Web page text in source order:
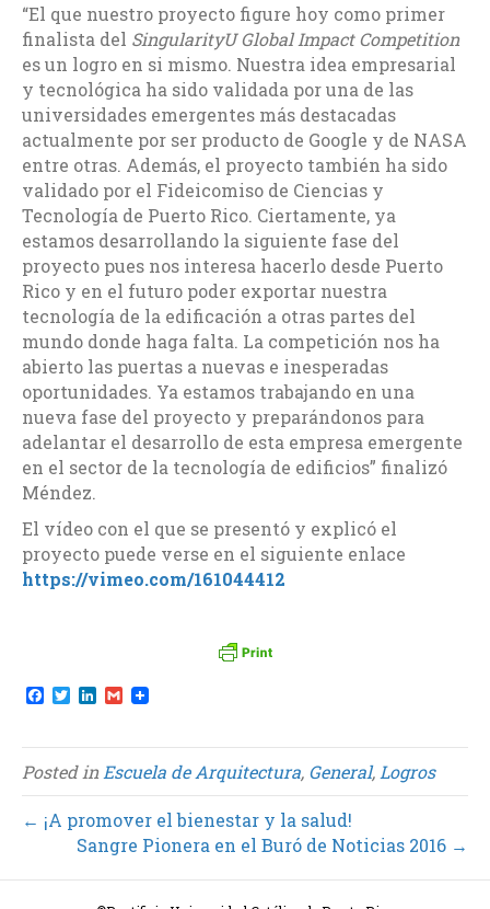
“El que nuestro proyecto figure hoy como primer
finalista del SingularityU Global Impact Competition
es un logro en si mismo. Nuestra idea empresarial
y tecnológica ha sido validada por una de las
universidades emergentes más destacadas
actualmente por ser producto de Google y de NASA
entre otras. Además, el proyecto también ha sido
validado por el Fideicomiso de Ciencias y
Tecnología de Puerto Rico. Ciertamente, ya
estamos desarrollando la siguiente fase del
proyecto pues nos interesa hacerlo desde Puerto
Rico y en el futuro poder exportar nuestra
tecnología de la edificación a otras partes del
mundo donde haga falta. La competición nos ha
abierto las puertas a nuevas e inesperadas
oportunidades. Ya estamos trabajando en una
nueva fase del proyecto y preparándonos para
adelantar el desarrollo de esta empresa emergente
en el sector de la tecnología de edificios” finalizó
Méndez.
El vídeo con el que se presentó y explicó el
proyecto puede verse en el siguiente enlace
https://vimeo.com/161044412
F
e
b
o
o
k
T
t
t
e
r
L
k
e
d
I
n
G
i
l
Posted in Escuela de Arquitectura, General, Logros
← ¡A promover el bienestar y la salud!
Sangre Pionera en el Buró de Noticias 2016 →